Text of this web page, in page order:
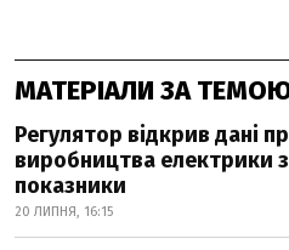
МАТЕРІАЛИ ЗА
Регулятор відкрив дані
виробництва електрики
показники
20 ЛИПНЯ, 16:15